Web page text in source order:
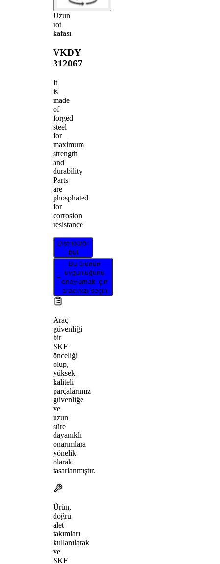
Uzun
rot
kafası
VKDY
312067
It
is
made
of
forged
steel
for
maximum
strength
and
durability
Parts
are
phosphated
for
corrosion
resistance
Distribütör
bul
Bu ürünün
uygunluğunu
onaylamak için
aracınızı seçin
Araç
güvenliği
bir
SKF
önceliği
olup,
yüksek
kaliteli
parçalarımız
güvenliğe
ve
uzun
süre
dayanıklı
onarımlara
yönelik
olarak
tasarlanmıştır.
Ürün,
doğru
alet
takımları
kullanılarak
ve
SKF